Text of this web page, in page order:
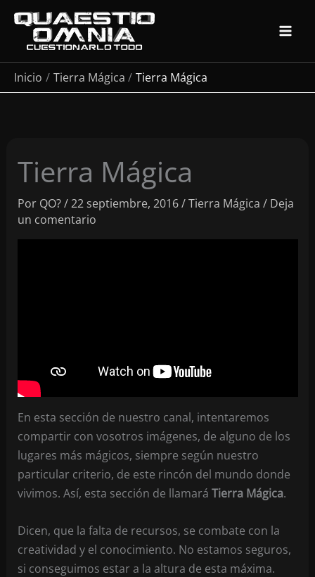
contenido
Inicio
Tierra Mágica Tierra Mágica
Tierra Mágica
Por QO?/22 septiembre, 2016/Tierra Mágica / Deja
un comentario
En esta sección de nuestro canal, intentaremos
compartir con vosotros imágenes, de alguno de los
lugares más mágicos, siempre según nuestro
particular criterio, de este rincón del mundo donde
vivimos. Así, esta sección de llamará Tierra Mágica.
Dicen, que la falta de recursos, se combate con la
creatividad y el conocimiento. No estamos seguros,
si conseguimos estar a la altura de esta máxima.